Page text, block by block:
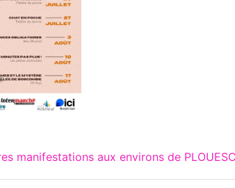
manifestations aux environs de